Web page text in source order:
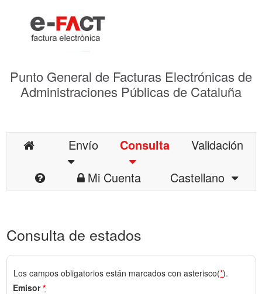
Punto General de Facturas Electrónicas de
Administraciones Públicas de Cataluña
Envío Consulta
Validación
Mi Cuenta
Castellano
Consulta de estados
Los campos obligatorios están marcados con asterisco(*).
Emisor*